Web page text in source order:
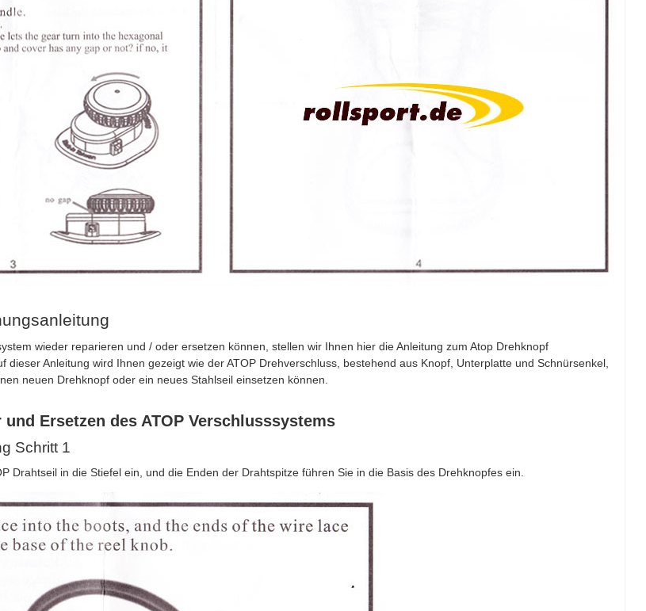
wieder reparieren und / oder ersetzen können, stellen wir Ihnen hier die Anleitung zum Atop Drehknopf
dieser Anleitung wird Ihnen gezeigt wie der ATOP Drehverschluss, bestehend aus Knopf, Unterplatte und Schnürsenkel,
neuen Drehknopf oder ein neues Stahlseil einsetzen können.
Ersetzen des ATOP Verschlusssystems
Schritt 1
Drahtseil in die Stiefel ein, und die Enden der Drahtspitze führen Sie in die Basis des Drehknopfes ein.